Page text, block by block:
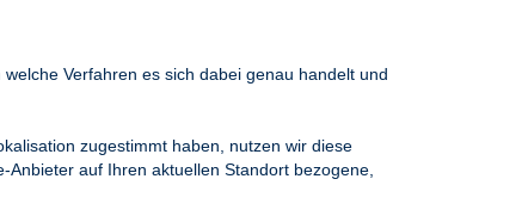
Verfahren es sich dabei genau handelt und
zugestimmt haben, nutzen wir diese
auf Ihren aktuellen Standort bezogene,